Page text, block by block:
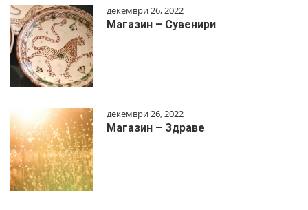
декември 26, 2022
Магазин – Сувенири
декември 26, 2022
Магазин – Здраве